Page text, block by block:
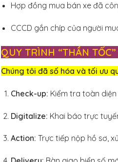
Hợp đồng mua bán xe đã
CCCD gắn chíp của người
QUY TRÌNH “THẦN
Chúng tôi đã số hóa và tối ưu
Check-up: Kiểm tra toàn
Digitalize: Khai báo trực
Action: Trực tiếp nộp hồ sơ,